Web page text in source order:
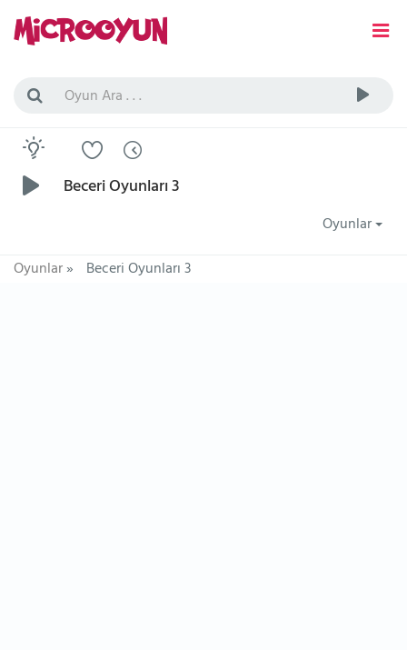
Beceri Oyunları 3
Oyunlar
Oyunlar» Beceri Oyunları 3